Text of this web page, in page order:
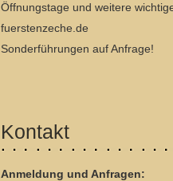
Öffnungstage und weitere
fuerstenzeche.de
Sonderführungen auf Anfrage!
Kontakt
Anmeldung und Anfragen: